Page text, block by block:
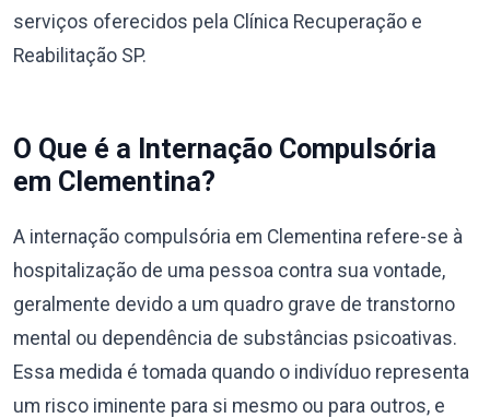
serviços oferecidos pela Clínica Recuperação e
Reabilitação SP.
O Que é a Internação Compulsória
em Clementina?
A internação compulsória em Clementina refere-se à
hospitalização de uma pessoa contra sua vontade,
geralmente devido a um quadro grave de transtorno
mental ou dependência de substâncias psicoativas.
Essa medida é tomada quando o indivíduo representa
um risco iminente para si mesmo ou para outros, e